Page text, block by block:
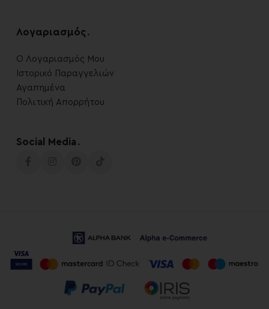
Λογαριασμός .
Ο Λογαριασμός Μου
Ιστορικό Παραγγελιών
Αγαπημένα
Πολιτική Απορρήτου
Social Media .